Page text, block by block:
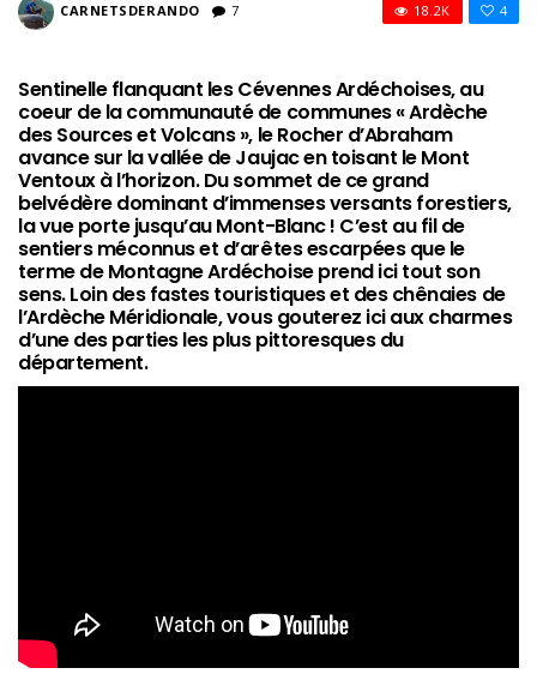
CARNETSDERANDO 7 4
18.2K
Sentinelle flanquant les Cévennes Ardéchoises, au
coeur de la communauté de communes « Ardèche
des Sources et Volcans », le Rocher d’Abraham
avance sur la vallée de Jaujac en toisant le Mont
Ventoux à l’horizon. Du sommet de ce grand
belvédère dominant d’immenses versants forestiers,
la vue porte jusqu’au Mont-Blanc ! C’est au fil de
sentiers méconnus et d’arêtes escarpées que le
terme de Montagne Ardéchoise prend ici tout son
sens. Loin des fastes touristiques et des chênaies de
l’Ardèche Méridionale, vous gouterez ici aux charmes
d’une des parties les plus pittoresques du
département.